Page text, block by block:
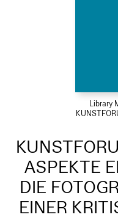
Library
ASPEKTE
DIE
EINER